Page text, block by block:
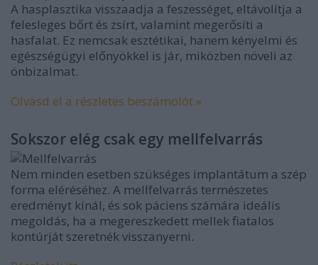
A hasplasztika visszaadja a feszességet, eltávolítja a
felesleges bőrt és zsírt, valamint megerősíti a
hasfalat. Ez nemcsak esztétikai, hanem kényelmi és
egészségügyi előnyökkel is jár, miközben növeli az
önbizalmat.
Olvasd el a részletes beszámolót »
Sokszor elég csak egy mellfelvarrás
Nem minden esetben szükséges implantátum a szép
forma eléréséhez. A mellfelvarrás természetes
eredményt kínál, és sok páciens számára ideális
megoldás, ha a megereszkedett mellek fiatalos
kontúrját szeretnék visszanyerni.